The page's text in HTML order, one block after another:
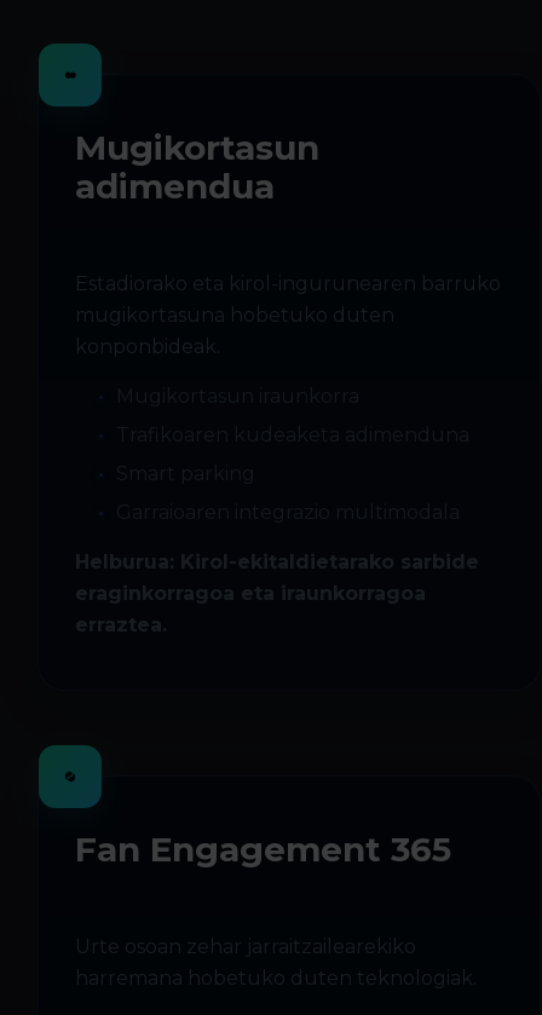
Mugikortasun
adimendua
Estadiorako eta kirol-ingurunearen barruko
mugikortasuna hobetuko duten
konponbideak.
Helburua: Kirol-ekitaldietarako sarbide
eraginkorragoa eta iraunkorragoa
erraztea.
Fan Engagement 365
Urte osoan zehar jarraitzailearekiko
harremana hobetuko duten teknologiak.